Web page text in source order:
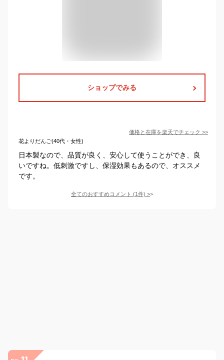
ショップでみる
価格と在庫を楽天でチェック >>
花よりだんご(40代・女性)
日本製なので、品質が良く、安心して使うことができ、良
いですね。低刺激ですし、保湿効果もあるので、オススメ
です。
全てのおすすめコメント (1件) >